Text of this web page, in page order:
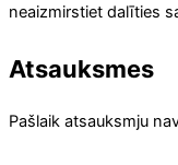
neaizmirstiet dalīties
Atsauksmes
Pašlaik atsauksmju